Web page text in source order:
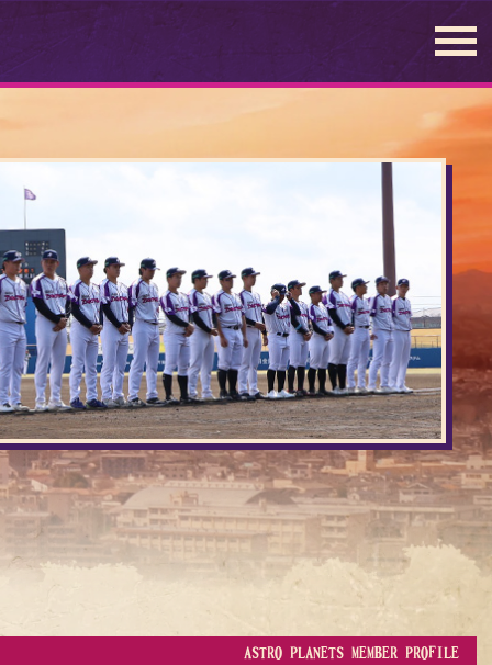
ASTRO PLANETS MEMBER PROFILE